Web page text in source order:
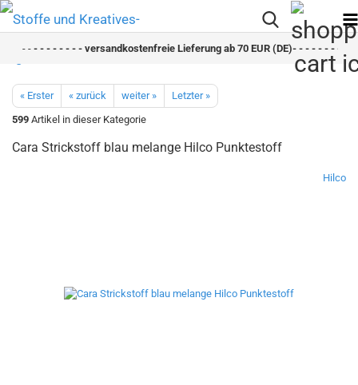
- - - - - - - - versandkostenfreie Lieferung ab 70 EUR (DE)- - - - - - - -
« Erster « zurück weiter »
Letzter »
599 Artikel in dieser Kategorie
Cara Strickstoff blau melange Hilco Punktestoff
Hilco